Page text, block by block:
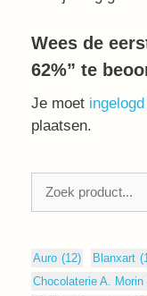
Wees de
62%” te
Je moet
plaatsen.
Auro (12) Blanxart
Chocolaterie A. Morin